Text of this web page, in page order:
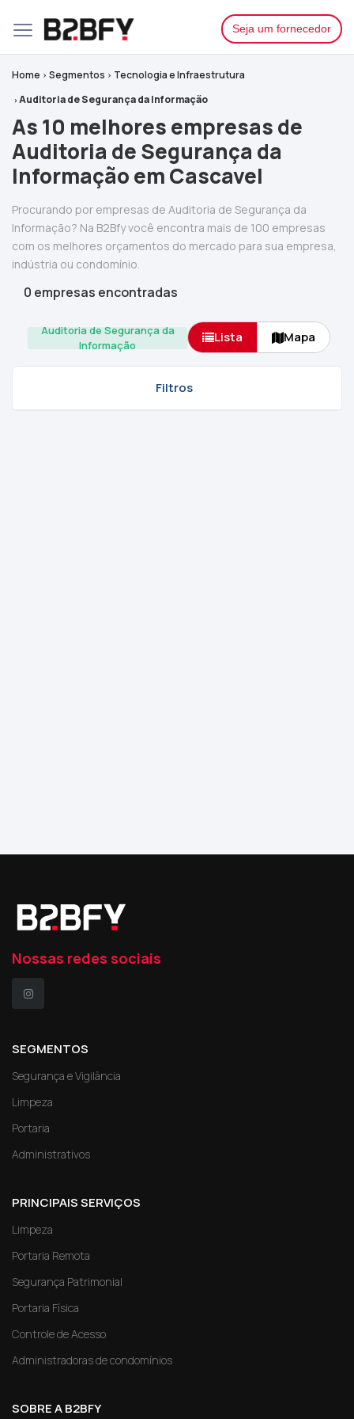
Seja um fornecedor
Home Segmentos
Tecnologia e Infraestrutura
Auditoria de Segurança da Informação
As 10 melhores empresas de
Auditoria de Segurança da
Informação em Cascavel
Procurando por empresas de Auditoria de Segurança da
Informação? Na B2Bfy você encontra mais de 100 empresas
com os melhores orçamentos do mercado para sua empresa,
indústria ou condomínio.
0 empresas encontradas
Auditoria de Segurança da
Informação
Lista Mapa
Filtros
Nossas redes sociais
SEGMENTOS
Segurança e Vigilância
Limpeza
Portaria
Administrativos
PRINCIPAIS SERVIÇOS
Limpeza
Portaria Remota
Segurança Patrimonial
Portaria Física
Controle de Acesso
Administradoras de condomínios
SOBRE A B2BFY